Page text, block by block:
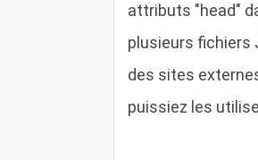
attributs "head"
plusieurs fichiers
des sites
puissiez les